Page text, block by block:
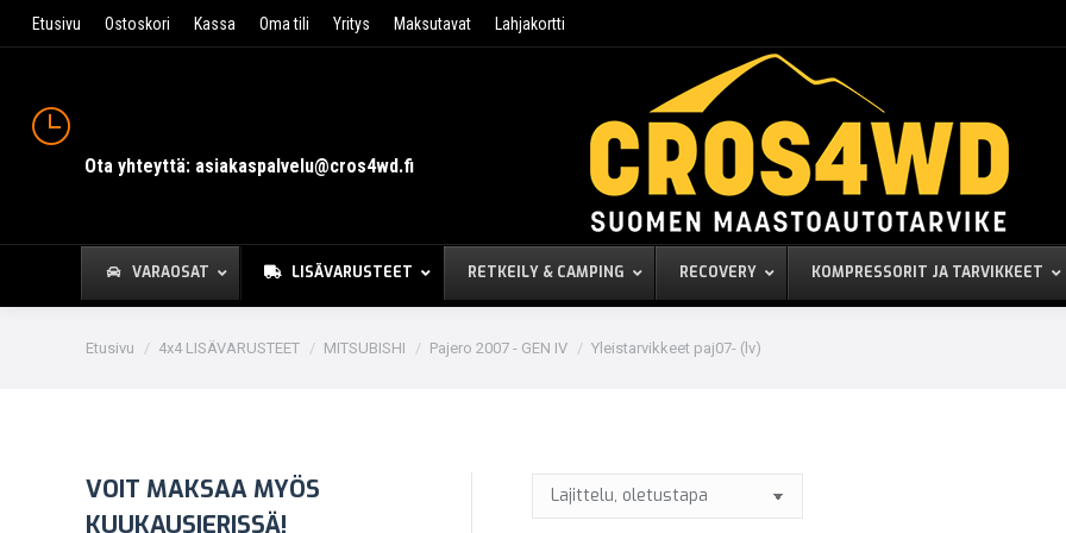
Etusivu Ostoskori Kassa Oma tili Yritys Maksutavat Lahjakortti
Ota yhteyttä: asiakaspalvelu@cros4wd.fi
VARAOSAT LISÄVARUSTEET RETKEILY & CAMPING RECOVERY KOMPRESSORIT JA TARVIKKEET
You are here:
Etusivu 4x4 LISÄVARUSTEET MITSUBISHI Pajero 2007 - GEN IV Yleistarvikkeet paj07- (lv)
VOIT MAKSAA MYÖS
KUUKAUSIERISSÄ!